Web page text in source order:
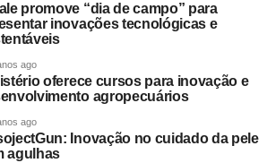
promove “dia de campo” para
inovações tecnológicas e
ago
oferece cursos para inovação e
agropecuários
ago
Inovação no cuidado da pele
agulhas